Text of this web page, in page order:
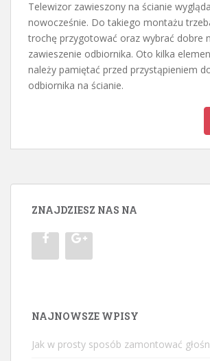
Telewizor zawieszony na ścianie
nowocześnie. Do takiego montażu
trochę przygotować oraz wybrać dobre
zawieszenie odbiornika. Oto kilka
należy pamiętać przed przystąpieniem
odbiornika na ścianie.
ZNAJDZIESZ NAS NA
NAJNOWSZE WPISY
Jak w prosty sposób zamontować